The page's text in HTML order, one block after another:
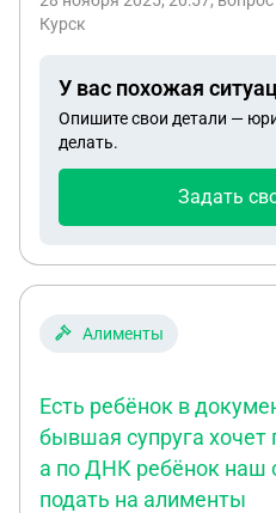
Курск
У вас похожая
Опишите свои детали —
делать.
Задать
Алименты
Есть ребёнок в
бывшая супруга хочет
а по ДНК ребёнок наш
подать на алименты